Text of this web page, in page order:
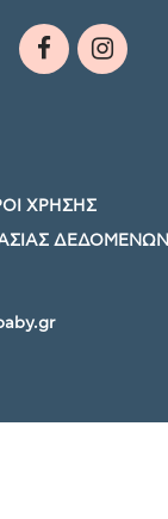
ΧΡΗΣΗΣ
ΔΕΔΟΜΕΝΩΝ